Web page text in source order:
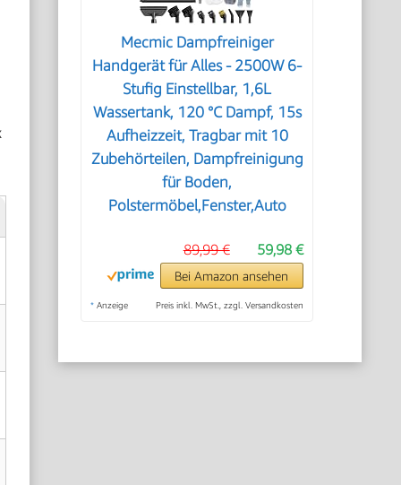
Mecmic Dampfreiniger
Handgerät für Alles - 2500W 6-
Stufig Einstellbar, 1,6L
Wassertank, 120 °C Dampf, 15s
Aufheizzeit, Tragbar mit 10
Zubehörteilen, Dampfreinigung
für Boden,
Polstermöbel,Fenster,Auto
59,98 €
89,99 €
Bei Amazon ansehen
* Anzeige Preis inkl. MwSt., zzgl. Versandkosten